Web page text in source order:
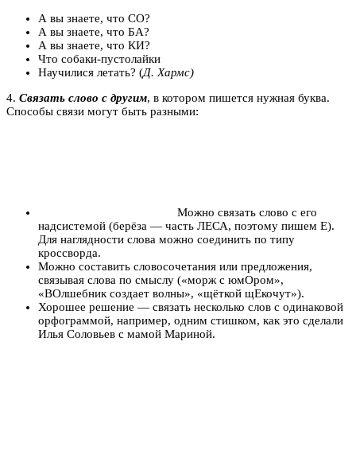
А вы знаете, что СО?
А вы знаете, что БА?
А вы знаете, что КИ?
Что собаки-пустолайки
Научилися летать? (Д. Хармс)
4. Связать слово с другим, в котором пишется нужная буква.
Способы связи могут быть разными:
Можно связать слово с его
надсистемой (берёза — часть ЛЕСА, поэтому пишем Е).
Для наглядности слова можно соединить по типу
кроссворда.
Можно составить словосочетания или предложения,
связывая слова по смыслу («морж с юмОром»,
«ВОлшебник создает волны», «щёткой щЕкочут»).
Хорошее решение — связать несколько слов с одинаковой
орфограммой, например, одним стишком, как это сделали
Илья Соловьев с мамой Мариной.